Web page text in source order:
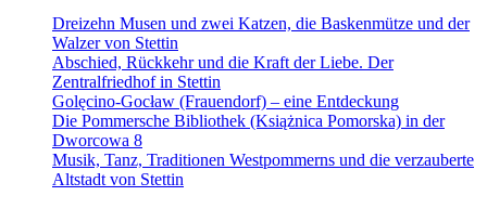
Dreizehn Musen und zwei Katzen, die Baskenmütze und der
Walzer von Stettin
Abschied, Rückkehr und die Kraft der Liebe. Der
Zentralfriedhof in Stettin
Golęcino-Gocław (Frauendorf) – eine Entdeckung
Die Pommersche Bibliothek (Książnica Pomorska) in der
Dworcowa 8
Musik, Tanz, Traditionen Westpommerns und die verzauberte
Altstadt von Stettin